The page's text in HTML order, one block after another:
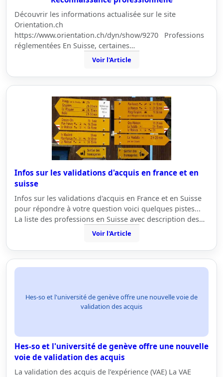
Découvrir les informations actualisée sur le site
Orientation.ch
https://www.orientation.ch/dyn/show/9270 Professions
réglementées En Suisse, certaines…
Voir l'Article
Infos sur les validations d'acquis en france et en
suisse
Infos sur les validations d'acquis en France et en Suisse
pour répondre à votre question voici quelques pistes...
La liste des professions en Suisse avec description des…
Voir l'Article
Hes-so et l'université de genève offre une nouvelle voie de
validation des acquis
Hes-so et l'université de genève offre une nouvelle
voie de validation des acquis
La validation des acquis de l’expérience (VAE) La VAE